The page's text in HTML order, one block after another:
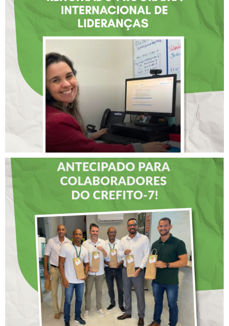
FISIOTERAPEUTA COM
ATUAÇÃO NA BAHIA É
SELECIONADA EM
RENOMADO PROGRAMA
INTERNACIONAL DE
LIDERANÇAS
DIA DOS PAIS É
ANTECIPADO PARA
COLABORADORES DO
CREFITO-7